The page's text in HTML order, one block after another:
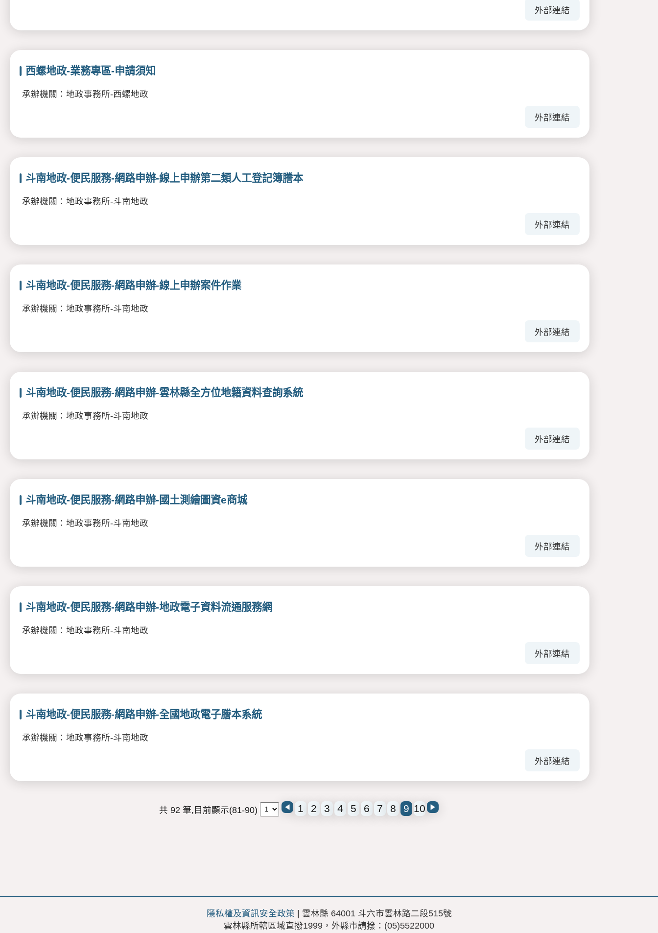
外部連結
西螺地政-業務專區-申請須知
承辦機關：地政事務所-西螺地政
外部連結
斗南地政-便民服務-網路申辦-線上申辦第二類人工登記簿謄本
承辦機關：地政事務所-斗南地政
外部連結
斗南地政-便民服務-網路申辦-線上申辦案件作業
承辦機關：地政事務所-斗南地政
外部連結
斗南地政-便民服務-網路申辦-雲林縣全方位地籍資料查詢系統
承辦機關：地政事務所-斗南地政
外部連結
斗南地政-便民服務-網路申辦-國土測繪圖資e商城
承辦機關：地政事務所-斗南地政
外部連結
斗南地政-便民服務-網路申辦-地政電子資料流通服務網
承辦機關：地政事務所-斗南地政
外部連結
斗南地政-便民服務-網路申辦-全國地政電子謄本系統
承辦機關：地政事務所-斗南地政
外部連結
共 92 筆,目前顯示(81-90) 1 2 3 4 5 6 7 8 9 10
隱私權及資訊安全政策 | 雲林縣 64001 斗六市雲林路二段515號
雲林縣所轄區域直撥1999，外縣市請撥：(05)5522000